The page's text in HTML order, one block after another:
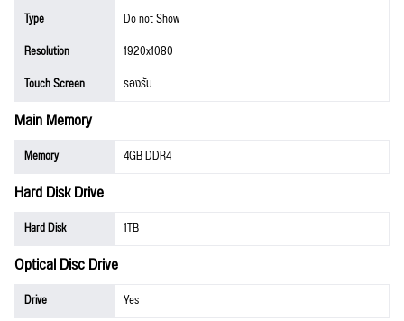
Type
Do not Show
Resolution
1920x1080
Touch Screen
รองรับ
Main Memory
Memory 4GB DDR4
Hard Disk Drive
Hard Disk 1TB
Optical Disc Drive
Drive Yes